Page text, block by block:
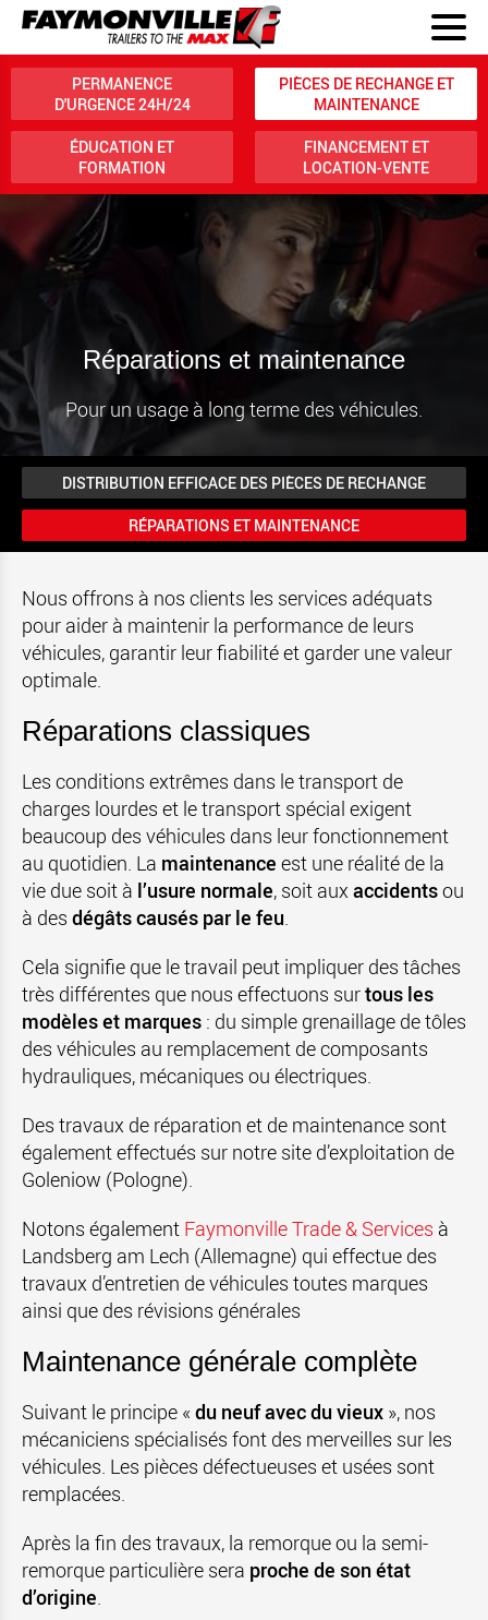
PERMANENCE
D'URGENCE 24H/24
PIÈCES DE RECHANGE ET
MAINTENANCE
ÉDUCATION ET
FORMATION
FINANCEMENT ET
LOCATION-VENTE
Réparations et maintenance
Pour un usage à long terme des véhicules.
DISTRIBUTION EFFICACE DES PIÈCES DE RECHANGE
RÉPARATIONS ET MAINTENANCE
Nous offrons à nos clients les services adéquats
pour aider à maintenir la performance de leurs
véhicules, garantir leur fiabilité et garder une valeur
optimale.
Réparations classiques
Les conditions extrêmes dans le transport de
charges lourdes et le transport spécial exigent
beaucoup des véhicules dans leur fonctionnement
au quotidien. La maintenance est une réalité de la
vie due soit à l’usure normale, soit aux accidentsou
à des dégâts causés par le feu.
Cela signifie que le travail peut impliquer des tâches
très différentes que nous effectuons surtous les
modèles et marques : du simple grenaillage de tôles
des véhicules au remplacement de composants
hydrauliques, mécaniques ou électriques.
Des travaux de réparation et de maintenance sont
également effectués sur notre site d’exploitation de
Goleniow (Pologne).
Notons également Faymonville Trade & Services à
Landsberg am Lech (Allemagne) qui effectue des
travaux d’entretien de véhicules toutes marques
ainsi que des révisions générales
Maintenance générale complète
Suivant le principe « du neuf avec du vieux », nos
mécaniciens spécialisés font des merveilles sur les
véhicules. Les pièces défectueuses et usées sont
remplacées.
Après la fin des travaux, la remorque ou la semi-
remorque particulière sera proche de son état
d’origine.